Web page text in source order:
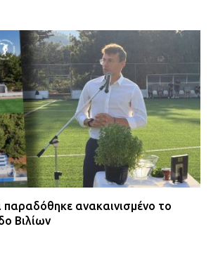
παραδόθηκε ανακαινισμένο το
Βιλίων